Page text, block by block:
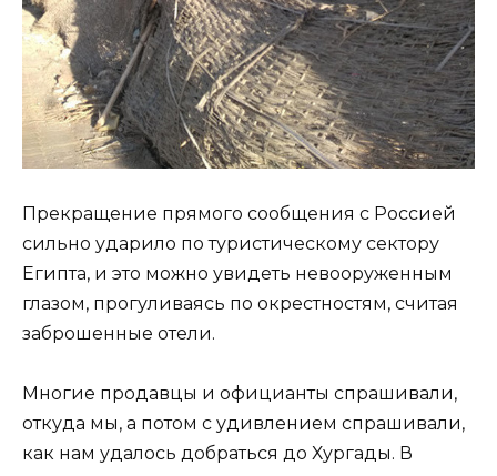
Прекращение прямого сообщения с Россией
сильно ударило по туристическому сектору
Египта, и это можно увидеть невооруженным
глазом, прогуливаясь по окрестностям, считая
заброшенные отели.
Многие продавцы и официанты спрашивали,
откуда мы, а потом с удивлением спрашивали,
как нам удалось добраться до Хургады. В